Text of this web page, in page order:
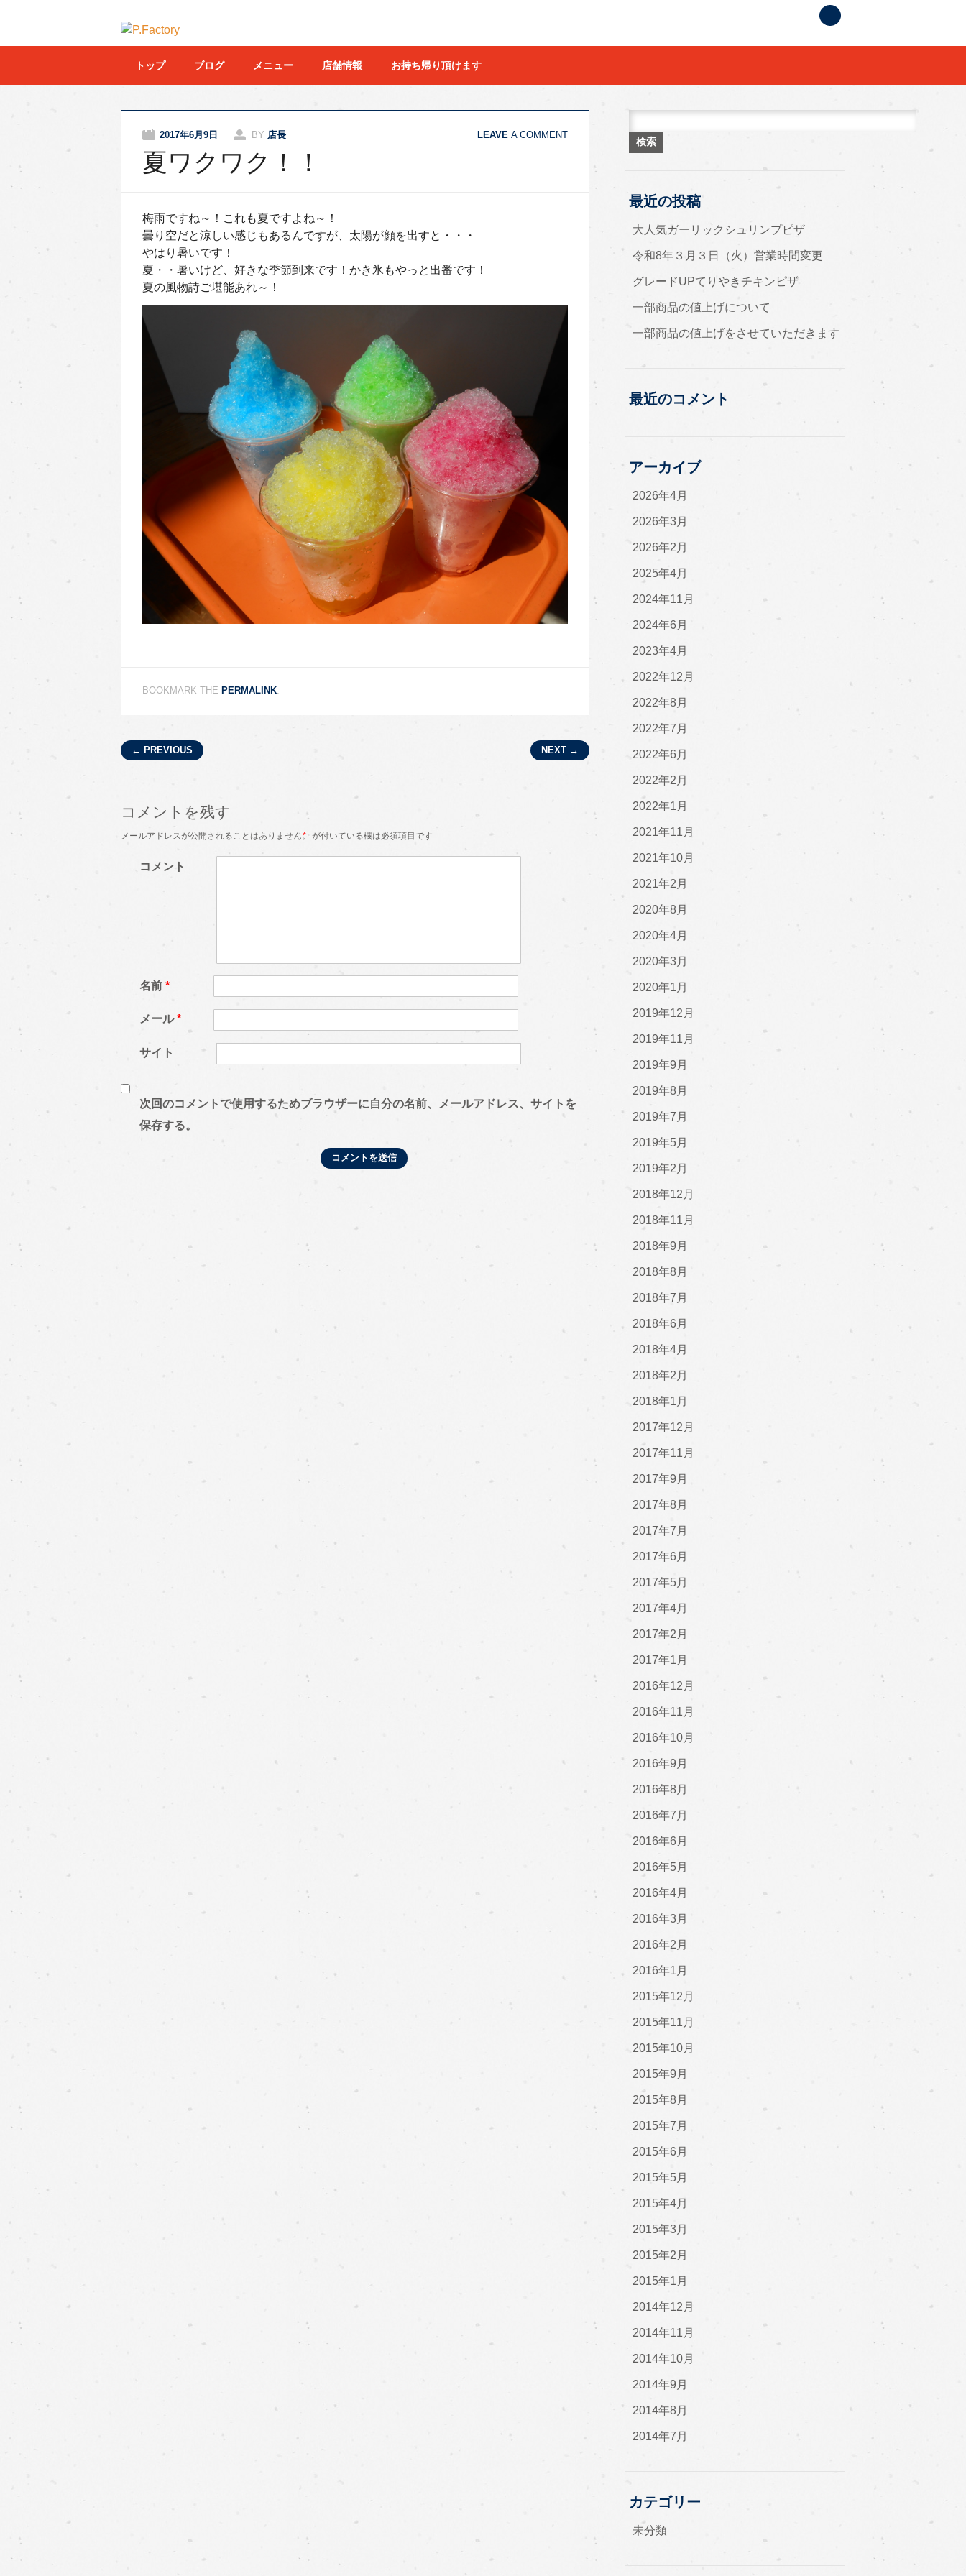
トップ ブログ メニュー 店舗情報 お持ち帰り頂けます
2017年6月9日 BY 店長 LEAVE A COMMENT
夏ワクワク！！
梅雨ですね～！これも夏ですよね～！
曇り空だと涼しい感じもあるんですが、太陽が顔を出すと・・・
やはり暑いです！
夏・・暑いけど、好きな季節到来です！かき氷もやっと出番です！
夏の風物詩ご堪能あれ～！
BOOKMARK THE PERMALINK.
Post navigation
← PREVIOUS NEXT →
コメントを残す
メールアドレスが公開されることはありません。
* が付いている欄は必須項目です
コメント
名前 *
メール*
サイト
次回のコメントで使用するためブラウザーに自分の名前、メールアドレス、サイトを
保存する。
最近の投稿
大人気ガーリックシュリンプピザ
令和8年３月３日（火）営業時間変更
グレードUPてりやきチキンピザ
一部商品の値上げについて
一部商品の値上げをさせていただきます
最近のコメント
アーカイブ
2026年4月
2026年3月
2026年2月
2025年4月
2024年11月
2024年6月
2023年4月
2022年12月
2022年8月
2022年7月
2022年6月
2022年2月
2022年1月
2021年11月
2021年10月
2021年2月
2020年8月
2020年4月
2020年3月
2020年1月
2019年12月
2019年11月
2019年9月
2019年8月
2019年7月
2019年5月
2019年2月
2018年12月
2018年11月
2018年9月
2018年8月
2018年7月
2018年6月
2018年4月
2018年2月
2018年1月
2017年12月
2017年11月
2017年9月
2017年8月
2017年7月
2017年6月
2017年5月
2017年4月
2017年2月
2017年1月
2016年12月
2016年11月
2016年10月
2016年9月
2016年8月
2016年7月
2016年6月
2016年5月
2016年4月
2016年3月
2016年2月
2016年1月
2015年12月
2015年11月
2015年10月
2015年9月
2015年8月
2015年7月
2015年6月
2015年5月
2015年4月
2015年3月
2015年2月
2015年1月
2014年12月
2014年11月
2014年10月
2014年9月
2014年8月
2014年7月
カテゴリー
未分類